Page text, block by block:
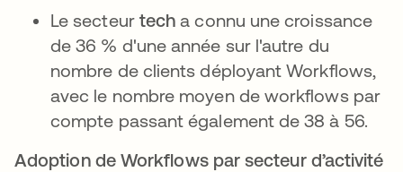
Le secteur tech a connu une croissance
de 36 % d'une année sur l'autre du
nombre de clients déployant Workflows,
avec le nombre moyen de workflows par
compte passant également de 38 à 56.
Adoption de Workflows par secteur d’activité